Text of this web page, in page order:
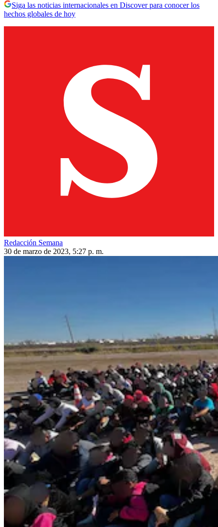
Siga las noticias internacionales en Discover para conocer los
hechos globales de hoy
Redacción Semana
30 de marzo de 2023, 5:27 p. m.